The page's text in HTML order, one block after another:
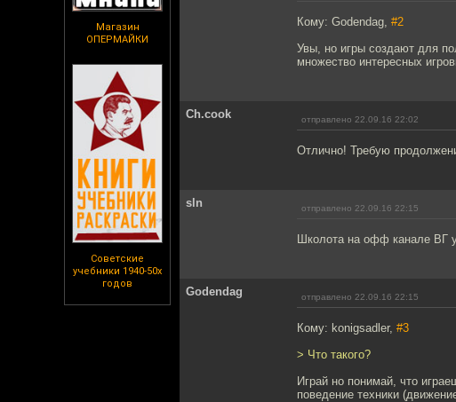
Магазин
ОПЕРМАЙКИ
Советские
учебники 1940-50х
годов
Кому: Godendag, #2
Увы, но игры создают для
множество интересных
Ch.cook отправлено 22.09.16 22:02
Отлично! Требую
sln отправлено 22.09.16 22:15
Школота на офф канале ВГ
Godendag отправлено 22.09.16 22:15
Кому: konigsadler, #3
> Что такого?
Играй но понимай, что
поведение техники